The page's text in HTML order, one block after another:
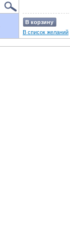
В корзину
В список желаний